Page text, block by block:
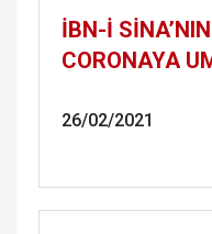
İBN-İ
CORONAYA
26/02/2021